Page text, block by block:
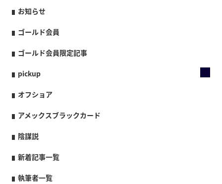
お知らせ
ゴールド会員
ゴールド会員限定記事
pickup
オフショア
アメックスブラックカード
陰謀説
新着記事一覧
執筆者一覧